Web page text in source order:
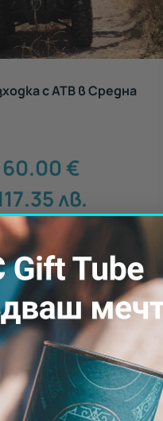
с АТВ в Средна
60.00€
лв.
КУПИ